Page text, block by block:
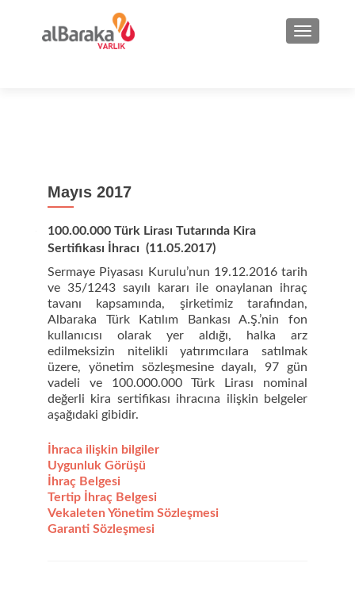
Mayıs 2017
100.00.000 Türk Lirası Tutarında Kira
Sertifikası İhracı (11.05.2017)
Sermaye Piyasası Kurulu’nun 19.12.2016 tarih
ve 35/1243 sayılı kararı ile onaylanan ihraç
tavanı kapsamında, şirketimiz tarafından,
Albaraka Türk Katılım Bankası A.Ş.’nin fon
kullanıcısı olarak yer aldığı, halka arz
edilmeksizin nitelikli yatırımcılara satılmak
üzere, yönetim sözleşmesine dayalı, 97 gün
vadeli ve 100.000.000 Türk Lirası nominal
değerli kira sertifikası ihracına ilişkin belgeler
aşağıdaki gibidir.
İhraca ilişkin bilgiler
Uygunluk Görüşü
İhraç Belgesi
Tertip İhraç Belgesi
Vekaleten Yönetim Sözleşmesi
Garanti Sözleşmesi